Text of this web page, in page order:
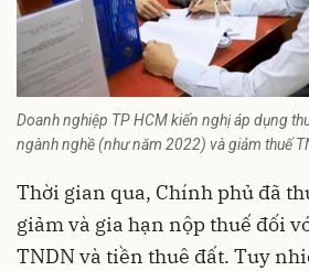
Doanh nghiệp TP HCM kiến nghị áp dụng
ngành nghề (như năm 2022) và giảm thuế
Thời gian qua, Chính phủ đã
giảm và gia hạn nộp thuế đối
TNDN và tiền thuê đất. Tuy